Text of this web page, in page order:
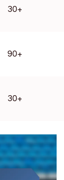
30+
90+
30+